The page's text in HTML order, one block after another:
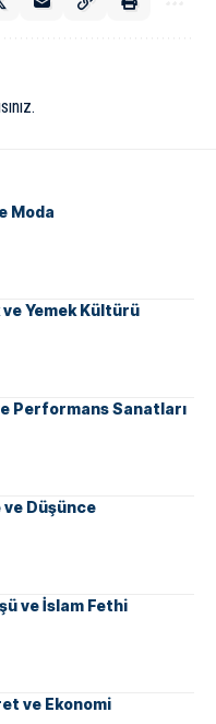
.
Moda
Yemek Kültürü
Performans Sanatları
Düşünce
ve İslam Fethi
ve Ekonomi